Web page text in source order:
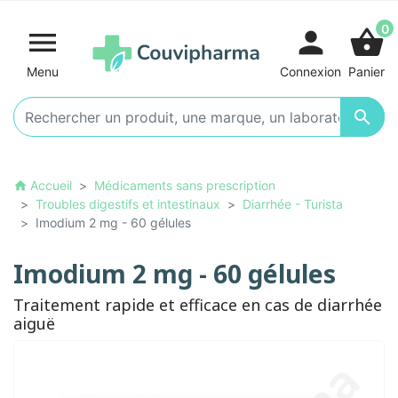

Menu

person
Connexion
shopping_basket0
Panier
home Accueil
Médicaments sans prescription
Troubles digestifs et intestinaux
Diarrhée - Turista
Imodium 2 mg - 60 gélules
Imodium 2 mg - 60 gélules
Traitement rapide et efficace en cas de diarrhée
aiguë